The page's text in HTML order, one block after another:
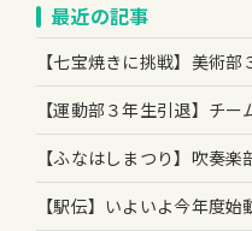
最近の記事
【七宝焼きに挑戦】美術
【運動部３年生引退】チ
【ふなはしまつり】吹奏楽
【駅伝】いよいよ今年度始